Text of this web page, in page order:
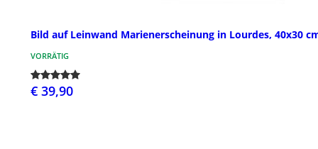
Bild auf Leinwand Marienerscheinung in Lourdes, 40x30
VORRÄTIG
€ 39,90